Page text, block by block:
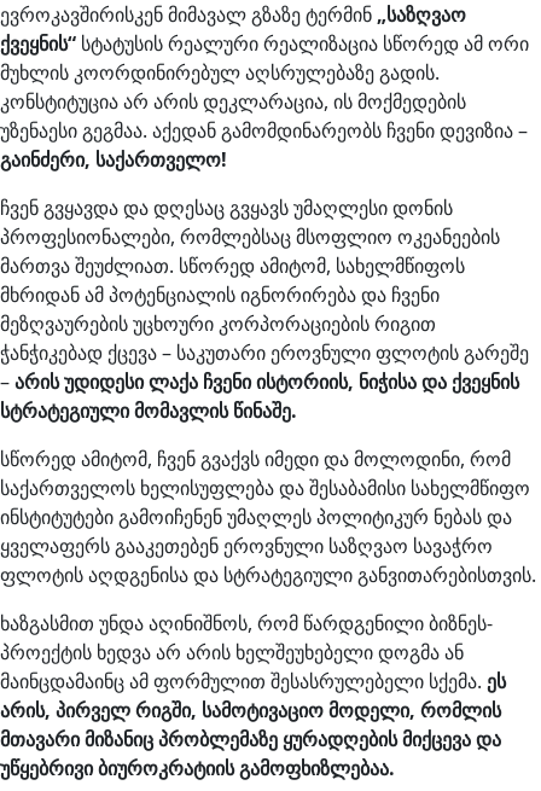
ევროკავშირისკენ მიმავალ გზაზე ტერმინ „საზღვაო
ქვეყნის“ სტატუსის რეალური რეალიზაცია სწორედ ამ ორი
მუხლის კოორდინირებულ აღსრულებაზე გადის.
კონსტიტუცია არ არის დეკლარაცია, ის მოქმედების
უზენაესი გეგმაა. აქედან გამომდინარეობს ჩვენი დევიზია –
გაინძერი, საქართველო!
ჩვენ გვყავდა და დღესაც გვყავს უმაღლესი დონის
პროფესიონალები, რომლებსაც მსოფლიო ოკეანეების
მართვა შეუძლიათ. სწორედ ამიტომ, სახელმწიფოს
მხრიდან ამ პოტენციალის იგნორირება და ჩვენი
მეზღვაურების უცხოური კორპორაციების რიგით
ჭანჭიკებად ქცევა – საკუთარი ეროვნული ფლოტის გარეშე
–არის უდიდესი ლაქა ჩვენი ისტორიის, ნიჭისა და ქვეყნის
სტრატეგიული მომავლის წინაშე.
სწორედ ამიტომ, ჩვენ გვაქვს იმედი და მოლოდინი, რომ
საქართველოს ხელისუფლება და შესაბამისი სახელმწიფო
ინსტიტუტები გამოიჩენენ უმაღლეს პოლიტიკურ ნებას და
ყველაფერს გააკეთებენ ეროვნული საზღვაო სავაჭრო
ფლოტის აღდგენისა და სტრატეგიული განვითარებისთვის.
ხაზგასმით უნდა აღინიშნოს, რომ წარდგენილი ბიზნეს-
პროექტის ხედვა არ არის ხელშეუხებელი დოგმა ან
მაინცდამაინც ამ ფორმულით შესასრულებელი სქემა. ეს
არის, პირველ რიგში, სამოტივაციო მოდელი, რომლის
მთავარი მიზანიც პრობლემაზე ყურადღების მიქცევა და
უწყებრივი ბიუროკრატიის გამოფხიზლებაა.